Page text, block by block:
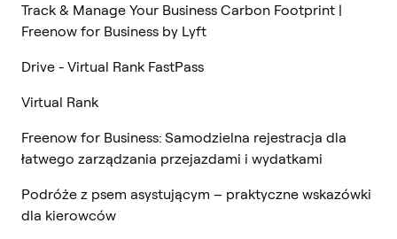
Track & Manage Your Business Carbon Footprint |
Freenow for Business by Lyft
Drive - Virtual Rank FastPass
Virtual Rank
Freenow for Business: Samodzielna rejestracja dla
łatwego zarządzania przejazdami i wydatkami
Podróże z psem asystującym – praktyczne wskazówki
dla kierowców